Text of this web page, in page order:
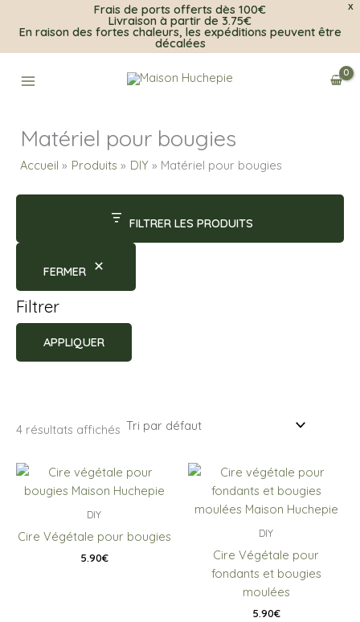
X
Frais de ports offerts dès 100€
Livraison à partir de 3.75€
En raison des fortes chaleurs, les expéditions peuvent être
décalées
Matériel pour bougies
Accueil Produits DIY Matériel pour bougies
FILTRER LES PRODUITS
FERMER
Filtrer
APPLIQUER
4 résultats affichés
DIY
Cire Végétale pour bougies
5.90€
DIY
Cire Végétale pour
fondants et bougies
moulées
5.90€